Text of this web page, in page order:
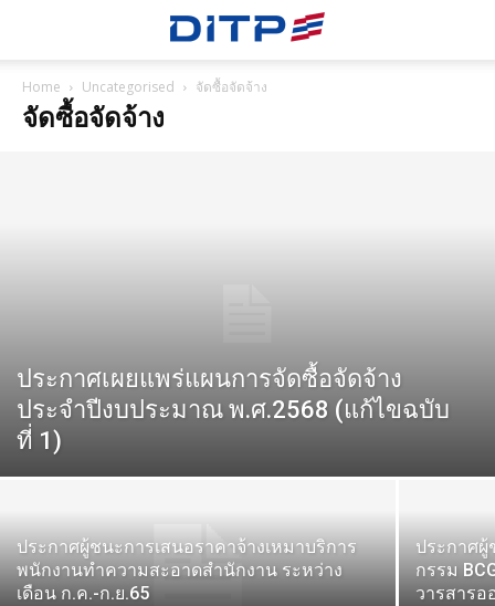
Home Uncategorised จัดซื้อจัดจ้าง
จัดซื้อจัดจ้าง
ประกาศเผยแพร่แผนการจัดซื้อจัดจ้าง
ประจำปีงบประมาณ พ.ศ.2568 (แก้ไขฉบับ
ที่ 1)
ประกาศผู้ชนะการเสนอราคาจ้างเหมาบริการ
พนักงานทำความสะอาดสำนักงาน ระหว่าง
เดือน ก.ค.-ก.ย.65
ประกาศผู้
กรรม
วารสารอ